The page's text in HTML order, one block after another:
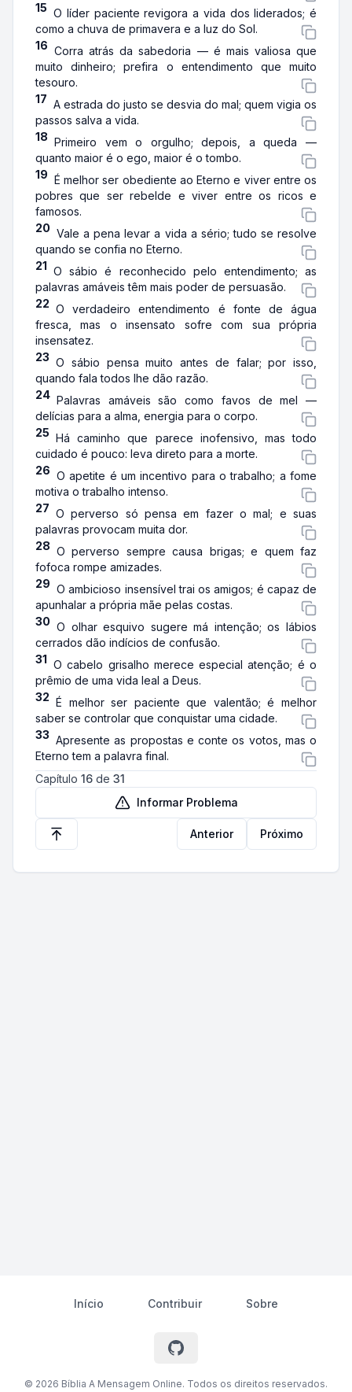
15 O líder paciente revigora a vida dos liderados; é
como a chuva de primavera e a luz do Sol.
16 Corra atrás da sabedoria — é mais valiosa que
muito dinheiro; prefira o entendimento que muito
tesouro.
17 A estrada do justo se desvia do mal; quem vigia os
passos salva a vida.
18 Primeiro vem o orgulho; depois, a queda —
quanto maior é o ego, maior é o tombo.
19 É melhor ser obediente ao Eterno e viver entre os
pobres que ser rebelde e viver entre os ricos e
famosos.
20 Vale a pena levar a vida a sério; tudo se resolve
quando se confia no Eterno.
21 O sábio é reconhecido pelo entendimento; as
palavras amáveis têm mais poder de persuasão.
22 O verdadeiro entendimento é fonte de água
fresca, mas o insensato sofre com sua própria
insensatez.
23 O sábio pensa muito antes de falar; por isso,
quando fala todos lhe dão razão.
24 Palavras amáveis são como favos de mel —
delícias para a alma, energia para o corpo.
25 Há caminho que parece inofensivo, mas todo
cuidado é pouco: leva direto para a morte.
26 O apetite é um incentivo para o trabalho; a fome
motiva o trabalho intenso.
27 O perverso só pensa em fazer o mal; e suas
palavras provocam muita dor.
28 O perverso sempre causa brigas; e quem faz
fofoca rompe amizades.
29 O ambicioso insensível trai os amigos; é capaz de
apunhalar a própria mãe pelas costas.
30 O olhar esquivo sugere má intenção; os lábios
cerrados dão indícios de confusão.
31 O cabelo grisalho merece especial atenção; é o
prêmio de uma vida leal a Deus.
32 É melhor ser paciente que valentão; é melhor
saber se controlar que conquistar uma cidade.
33 Apresente as propostas e conte os votos, mas o
Eterno tem a palavra final.
Capítulo 16 de 31
Informar Problema
Anterior Próximo
Início Contribuir Sobre
© 2026 Bíblia A Mensagem Online. Todos os direitos reservados.